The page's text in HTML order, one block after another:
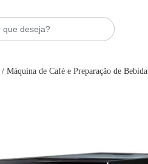
/ Máquina de Café e Preparação de Bebida